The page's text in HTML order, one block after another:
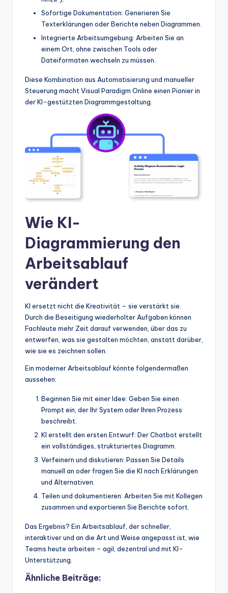
Sofortige Dokumentation: Generieren Sie
Texterklärungen oder Berichte neben Diagrammen.
Integrierte Arbeitsumgebung: Arbeiten Sie an
einem Ort, ohne zwischen Tools oder
Dateiformaten wechseln zu müssen.
Diese Kombination aus Automatisierung und manueller
Steuerung macht Visual Paradigm Online einen Pionier in
der KI-gestützten Diagrammgestaltung.
Wie KI-
Diagrammierung den
Arbeitsablauf
verändert
KI ersetzt nicht die Kreativität – sie verstärkt sie.
Durch die Beseitigung wiederholter Aufgaben können
Fachleute mehr Zeit darauf verwenden, über das zu
entwerfen, was sie gestalten möchten, anstatt darüber,
wie sie es zeichnen sollen.
Ein moderner Arbeitsablauf könnte folgendermaßen
aussehen:
Beginnen Sie mit einer Idee: Geben Sie einen
Prompt ein, der Ihr System oder Ihren Prozess
beschreibt.
KI erstellt den ersten Entwurf: Der Chatbot erstellt
ein vollständiges, strukturiertes Diagramm.
Verfeinern und diskutieren: Passen Sie Details
manuell an oder fragen Sie die KI nach Erklärungen
und Alternativen.
Teilen und dokumentieren: Arbeiten Sie mit Kollegen
zusammen und exportieren Sie Berichte sofort.
Das Ergebnis? Ein Arbeitsablauf, der schneller,
interaktiver und an die Art und Weise angepasst ist, wie
Teams heute arbeiten – agil, dezentral und mit KI-
Unterstützung.
Ähnliche Beiträge: